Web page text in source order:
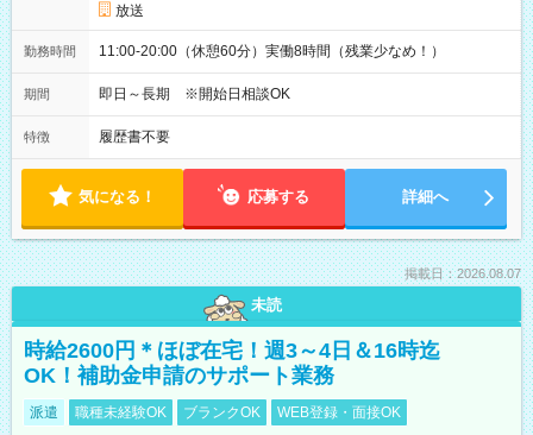
放送
勤務時間 11:00-20:00（休憩60分）実働8時間（残業少なめ！）
期間 即日～長期 ※開始日相談OK
特徴 履歴書不要
気になる！ 応募する 詳細へ
掲載日：2026.08.07
未読
時給2600円＊ほぼ在宅！週3～4日＆16時迄
OK！補助金申請のサポート業務
派遣 職種未経験OK ブランクOK WEB登録・面接OK